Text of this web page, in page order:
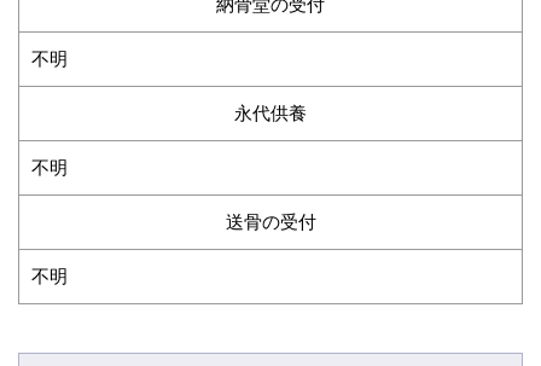
不明
永代供養
不明
送骨の受付
不明